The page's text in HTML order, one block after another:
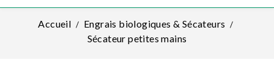
Accueil
Engrais biologiques & Sécateurs
Sécateur petites mains